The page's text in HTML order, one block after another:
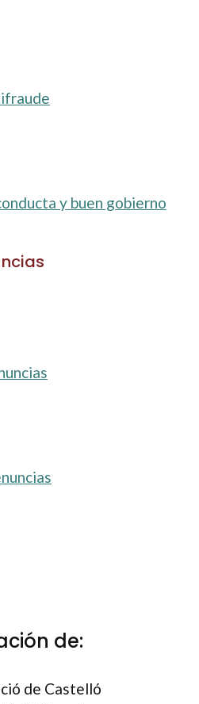
y buen gobierno
de: